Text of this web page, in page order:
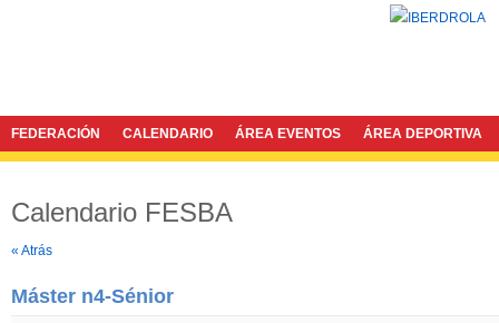
FEDERACIÓN CALENDARIO ÁREA EVENTOS ÁREA DEPORTIVA
Calendario FESBA
« Atrás
Máster n4-Sénior